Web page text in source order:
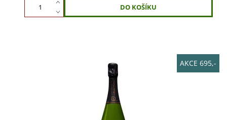
AKCE 695,-
Michel Littiére Réserve Extra Brut: osvěžující, kulatá a
ovocná chuť s tóny broskví, jablek a oříšků. Ideální na
každou příležitost. Objevte...